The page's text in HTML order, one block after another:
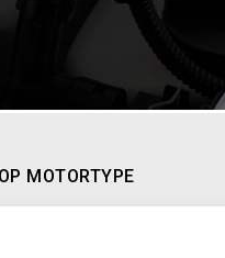
MOTORTYPE